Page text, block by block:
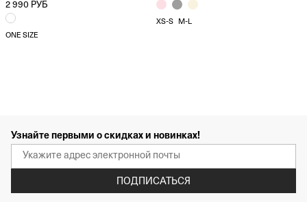
2 990 РУБ
ONE SIZE
XS-S M-L
Узнайте первыми о скидках и новинках!
ПОДПИСАТЬСЯ